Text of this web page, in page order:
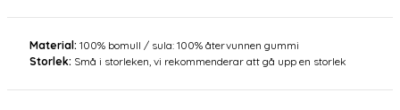
Material: 100% bomull / sula: 100% återvunnen gummi
Storlek: Små i storleken, vi rekommenderar att gå upp en storlek